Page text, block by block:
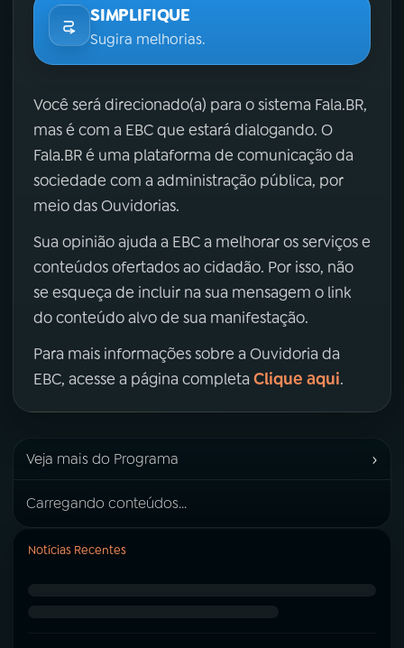
SIMPLIFIQUE
Sugira melhorias.
Você será direcionado(a) para o sistema Fala.BR,
mas é com a EBC que estará dialogando. O
Fala.BR é uma plataforma de comunicação da
sociedade com a administração pública, por
meio das Ouvidorias.
Sua opinião ajuda a EBC a melhorar os serviços e
conteúdos ofertados ao cidadão. Por isso, não
se esqueça de incluir na sua mensagem o link
do conteúdo alvo de sua manifestação.
Para mais informações sobre a Ouvidoria da
EBC, acesse a página completa Clique aqui.
Veja mais do Programa ›
Carregando conteúdos...
Notícias Recentes